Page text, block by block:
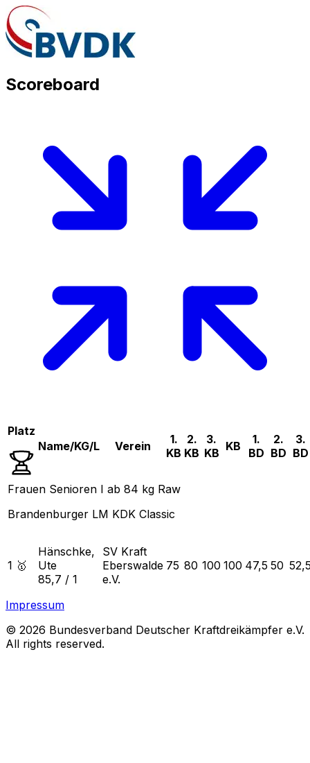
Scoreboard
Platz
Name/KG/L
Verein
1.
KB
2.
KB
3.
KB KB
1.
BD
2.
BD
3.
BD
Frauen Senioren I ab 84 kg Raw
Brandenburger LM KDK Classic
1 🥇
Hänschke,
Ute
85,7 / 1
SV Kraft
Eberswalde
e.V.
75 80 100 100 47,5 50
Impressum
© 2026 Bundesverband Deutscher Kraftdreikämpfer e.V.
All rights reserved.